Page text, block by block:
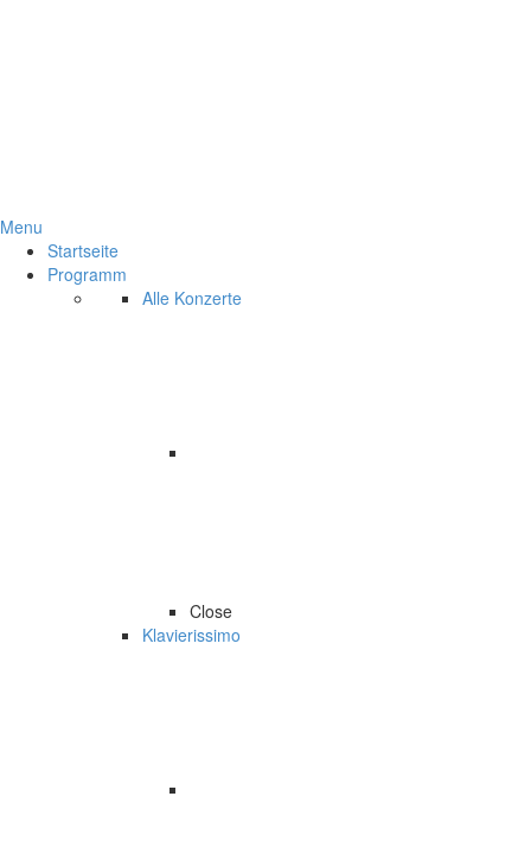
Menu
Startseite
Programm
Alle Konzerte
Close
Klavierissimo